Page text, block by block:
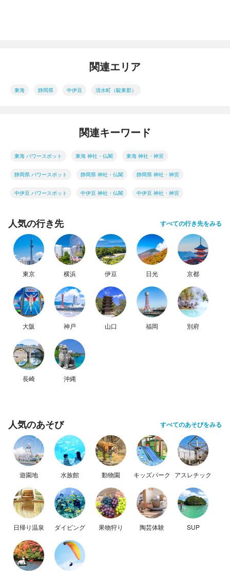
関連エリア
東海 静岡県 中伊豆 清水町（駿東郡）
関連キーワード
東海 パワースポット 東海 神社・仏閣 東海 神社・神宮
静岡県 パワースポット 静岡県 神社・仏閣 静岡県 神社・神宮
中伊豆 パワースポット 中伊豆 神社・仏閣 中伊豆 神社・神宮
人気の行き先 すべての行き先をみる
東京 横浜 伊豆 日光 京都
大阪 神戸 山口 福岡 別府
長崎 沖縄
人気のあそび すべてのあそびをみる
遊園地 水族館 動物園 キッズパーク アスレチック
日帰り温泉 ダイビング 果物狩り 陶芸体験 SUP